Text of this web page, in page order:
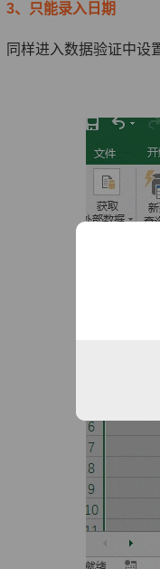
3、只能录入日期
同样进入数据验证中设